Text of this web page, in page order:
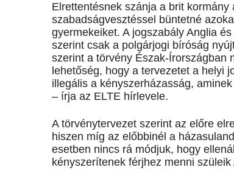
Elrettentésnek szánja a brit
szabadságvesztéssel büntetné
gyermekeiket. A jogszabály Anglia
szerint csak a polgárjogi bíróság
szerint a törvény Észak-Írországban
lehetőség, hogy a tervezetet a helyi
illegális a kényszerházasság,
– írja az ELTE hírlevele.
A törvénytervezet szerint az előre
hiszen míg az előbbinél a
esetben nincs rá módjuk, hogy
kényszerítenek férjhez menni